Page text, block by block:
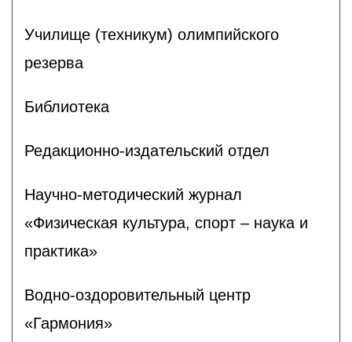
Училище (техникум) олимпийского
резерва
Библиотека
Редакционно-издательский отдел
Научно-методический журнал
«Физическая культура, спорт – наука и
практика»
Водно-оздоровительный центр
«Гармония»